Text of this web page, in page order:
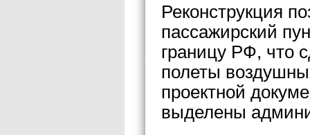
Реконструкция
пассажирский
границу РФ, что
полеты
проектной
выделены